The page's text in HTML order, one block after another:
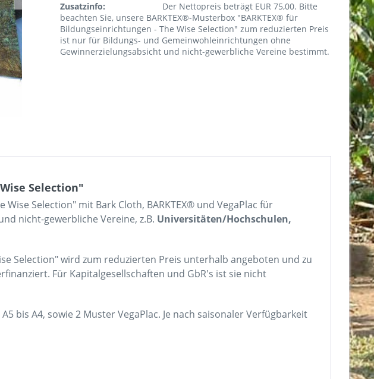
Zusatzinfo:
Der Nettopreis beträgt EUR 75,00. Bitte
beachten Sie, unsere BARKTEX®-Musterbox "BARKTEX® für
Bildungseinrichtungen - The Wise Selection" zum reduzierten Preis
ist nur für Bildungs- und Gemeinwohleinrichtungen ohne
Gewinnerzielungsabsicht und nicht-gewerbliche Vereine bestimmt.
Selection"
Selection" mit Bark Cloth, BARKTEX® und VegaPlac für
nicht-gewerbliche Vereine, z.B. Universitäten/Hochschulen,
Selection" wird zum reduzierten Preis unterhalb angeboten und zu
Für Kapitalgesellschaften und GbR's ist sie nicht
bis A4, sowie 2 Muster VegaPlac. Je nach saisonaler Verfügbarkeit